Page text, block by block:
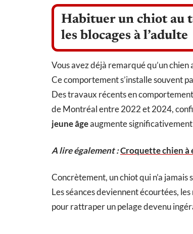
Habituer un chiot au
les blocages à l’adulte
Vous avez déjà remarqué qu’un
Ce comportement s’installe souvent
Des travaux récents en
de Montréal entre 2022 et 2024,
jeune âgeaugmente significativement
A lire également :Croquette chien à
Concrètement, un chiot qui n’a
Les séances deviennent écourtées,
pour rattraper un pelage devenu